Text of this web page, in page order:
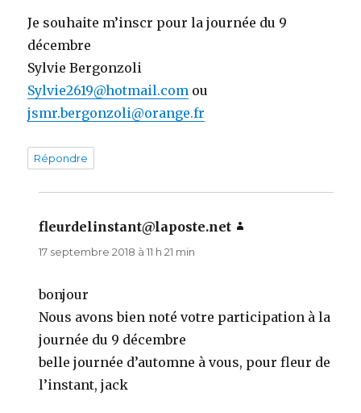
Je souhaite m’inscr pour la journée du 9
décembre
Sylvie Bergonzoli
Sylvie2619@hotmail.com ou
jsmr.bergonzoli@orange.fr
Répondre
fleurdelinstant@laposte.net
17 septembre 2018 à 11 h 21 min
bonjour
Nous avons bien noté votre participation à la
journée du 9 décembre
belle journée d’automne à vous, pour fleur de
l’instant, jack